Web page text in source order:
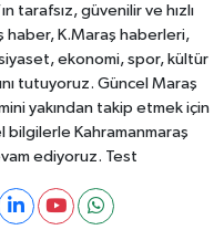
tarafsız, güvenilir ve hızlı
haber, K.Maraş haberleri,
ekonomi, spor, kültür
tutuyoruz. Güncel Maraş
yakından takip etmek için
Kahramanmaraş
ediyoruz. Test